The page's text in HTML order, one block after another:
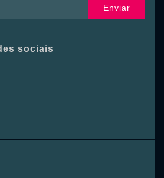
Enviar
sociais